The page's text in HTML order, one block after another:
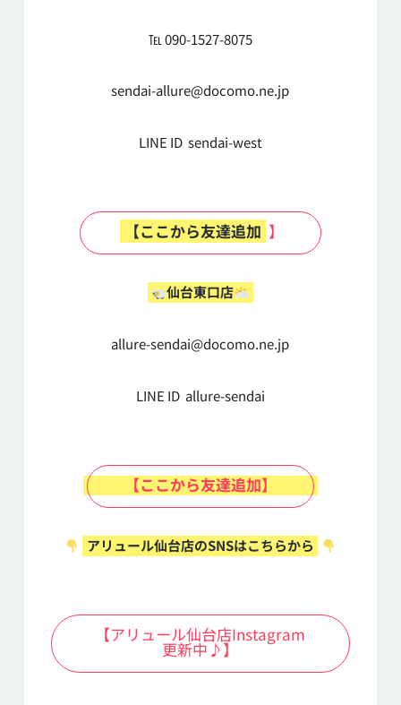
℡ 090-1527-8075
sendai-allure@docomo.ne.jp
LINE ID sendai-west
【ここから友達追加 】
仙台東口店
allure-sendai@docomo.ne.jp
LINE ID allure-sendai
【ここから友達追加】
アリュール仙台店のSNSはこちらから
【アリュール仙台店Instagram
更新中♪】